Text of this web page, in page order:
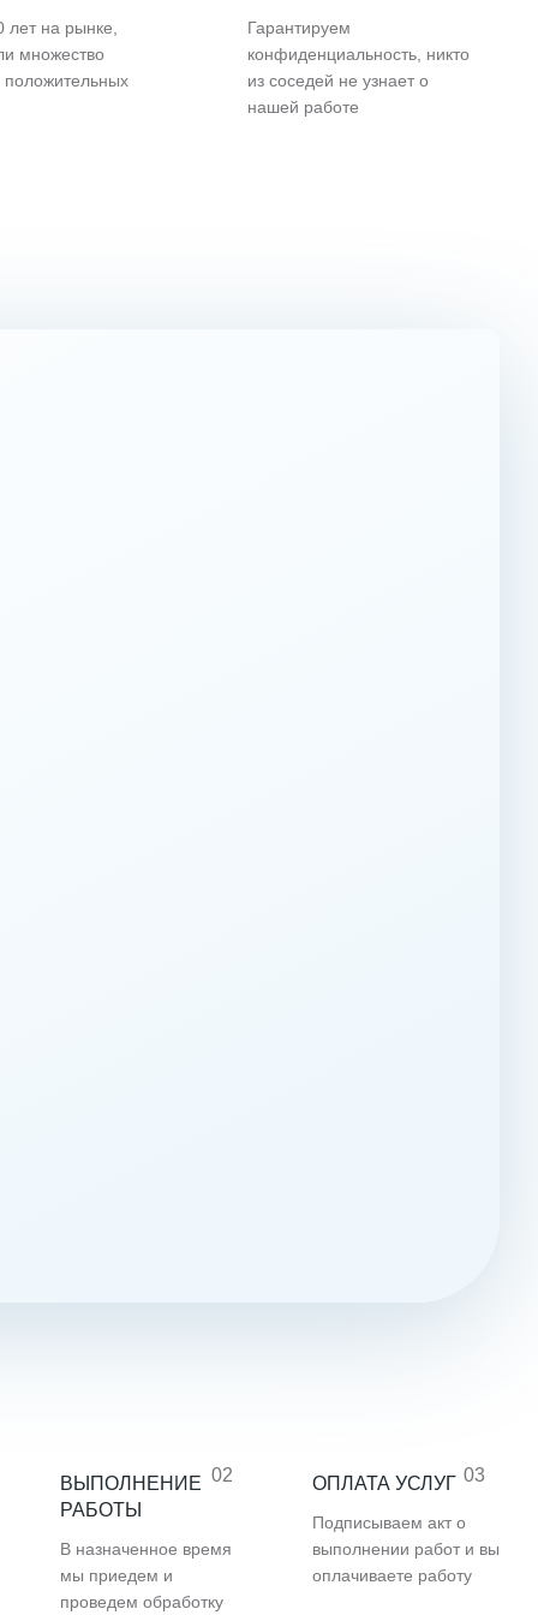
лет на рынке,
множество
положительных
Гарантируем
конфиденциальность, никто
из соседей не узнает о
нашей работе
02
ВЫПОЛНЕНИЕ
РАБОТЫ
В назначенное время
мы приедем и
проведем обработку
03
ОПЛАТА УСЛУГ
Подписываем акт о
выполнении работ и вы
оплачиваете работу